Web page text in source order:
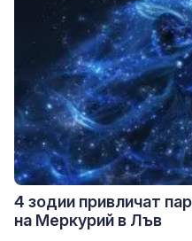
4 зодии привличат
на Меркурий в Лъв